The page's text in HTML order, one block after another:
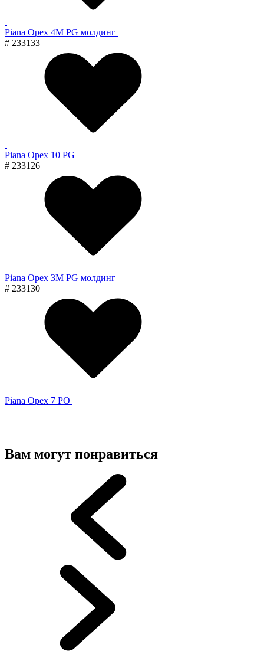
Piana Орех 4M PG молдинг
# 233133
Piana Орех 10 PG
# 233126
Piana Орех 3M PG молдинг
# 233130
Piana Орех 7 PO
Вам могут понравиться